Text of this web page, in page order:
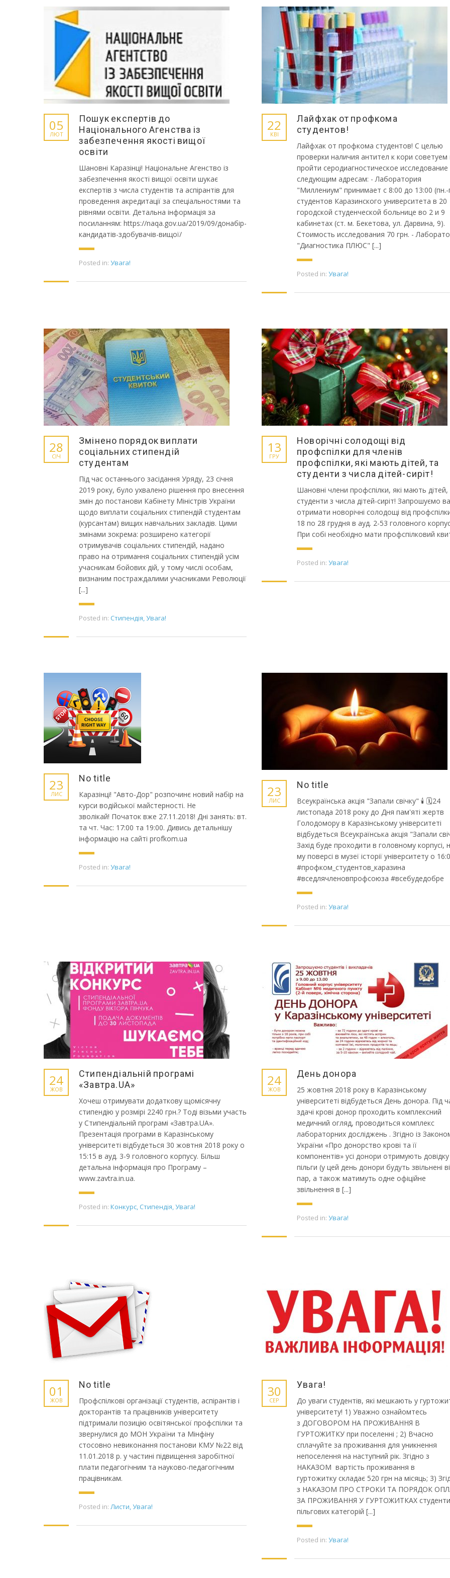
05
ЛЮТ
Пошук експертів до
Національного Агенства із
забезпечення якості вищої
освіти
Шановні Каразінці! Національне Агенство із
забезпечення якості вищої освіти шукає
експертів з числа студентів та аспірантів для
проведення акредитації за спеціальностями та
рівнями освіти. Детальна інформація за
посиланням: https://naqa.gov.ua/2019/09/донабір-
кандидатів-здобувачів-вищої/
Posted in: Увага!
22
КВІ
Лайфхак от профкома
студентов!
Лайфхак от профкома студентов! С целью
проверки наличия антител к кори
пройти серодиагностическое
следующим адресам: - Лаборатория
"Миллениум" принимает с 8:00 до 13:00 (пн.-
студентов Каразинского университета в 20
городской студенческой больнице во 2 и 9
кабинетах (ст. м. Бекетова, ул. Дарвина, 9).
Стоимость исследования 70 грн. -
"Диагностика ПЛЮС" [...]
Posted in: Увага!
28
СІЧ
Змінено порядок виплати
соціальних стипендій
студентам
Під час останнього засідання Уряду, 23 січня
2019 року, було ухвалено рішення про внесення
змін до постанови Кабінету Міністрів України
щодо виплати соціальних стипендій студентам
(курсантам) вищих навчальних закладів. Цими
змінами зокрема: розширено категорії
отримувачів соціальних стипендій, надано
право на отримання соціальних стипендій усім
учасникам бойових дій, у тому числі особам,
визнаним постраждалими учасниками Революції
[...]
Posted in: Стипендія,Увага!
13
ГРУ
Новорічні солодощі від
профспілки для членів
профспілки, які мають дітей, та
студенти з числа дітей-сиріт!
Шановні члени профспілки, які мають дітей,
студенти з числа дітей-сиріт! Запрошуємо
отримати новорічні солодощі від
18 по 28 грудня в ауд. 2-53 головного
При собі необхідно мати профспілковий
Posted in: Увага!
23
ЛИС
No title
Каразінці! "Авто-Дор" розпочинє новий набір на
курси водійської майстерності. Не
зволікай! Початок вже 27.11.2018! Дні занять: вт.
та чт. Час: 17:00 та 19:00. Дивись детальнішу
інформацію на сайті profkom.ua
Posted in: Увага!
23
ЛИС
No title
Всеукраїнська акція "Запали свічку" 🕯 🗓24
листопада 2018 року до Дня пам'яті жертв
Голодомору в Каразінському університеті
відбудеться Всеукраїнська акція "Запали
Захід буде проходити в головному корпусі,
му поверсі в музеї історії університету о
#профком_студентов_каразина
#вседлячленовпрофсоюза #всебудедобре
Posted in: Увага!
24
ЖОВ
Стипендіальній програмі
«Завтра.UA»
Хочеш отримувати додаткову щомісячну
стипендію у розмірі 2240 грн.? Тоді візьми участь
у Стипендіальній програмі «Завтра.UA».
Презентація програми в Каразінському
університеті відбудеться 30 жовтня 2018 року о
15:15 в ауд. 3-9 головного корпусу. Більш
детальна інформація про Програму –
www.zavtra.in.ua.
Posted in: Конкурс, Стипендія,Увага!
24
ЖОВ
День донора
25 жовтня 2018 року в Каразінському
університеті відбудеться День донора. Під
здачі крові донор проходить комплексний
медичний огляд, проводиться комплекс
лабораторних досліджень . Згідно із
України «Про донорство крові та її
компонентів» усі донори отримують
пільги (у цей день донори будуть звільнені
пар, а також матимуть одне офіційне
звільнення в [...]
Posted in: Увага!
01
ЖОВ
No title
Профспілкові організації студентів, аспірантів і
докторантів та працівників університету
підтримали позицію освітянської профспілки та
звернулися до МОН України та Мінфіну
стосовно невиконання постанови КМУ №22 від
11.01.2018 р. у частині підвищення заробітної
плати педагогічним та науково-педагогічним
працівникам.
Posted in: Листи,Увага!
30
СЕР
Увага!
До уваги студентів, які мешкають у
університету! 1) Уважно ознайомтесь
з ДОГОВОРОМ НА ПРОЖИВАННЯ В
ГУРТОЖИТКУ при поселенні ; 2) Вчасно
сплачуйте за проживання для уникнення
непоселення на наступний рік. Згідно з
НАКАЗОМ вартість проживання в
гуртожитку складає 520 грн на місяць; 3)
з НАКАЗОМ ПРО СТРОКИ ТА ПОРЯДОК
ЗА ПРОЖИВАННЯ У ГУРТОЖИТКАХ студенти
пільгових категорій [...]
Posted in: Увага!